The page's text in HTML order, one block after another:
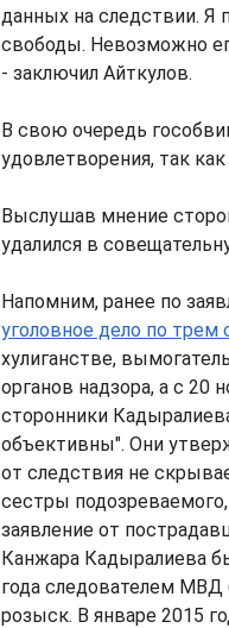
данных на следствии. Я
свободы. Невозможно
- заключил Айткулов.
В свою очередь
удовлетворения, так
Выслушав мнение
удалился в
Напомним, ранее по
уголовное дело по трем
хулиганстве,
органов надзора, а с
сторонники
объективны". Они
от следствия не
сестры
заявление от
Канжара Кадыралиева
года следователем МВД
розыск. В январе 2015